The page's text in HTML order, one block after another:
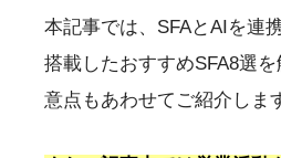
本記事では、SFAとAIを連
搭載したおすすめSFA8選
意点もあわせてご紹介しま